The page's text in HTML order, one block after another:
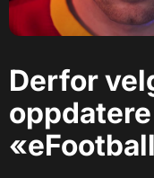
Derfor